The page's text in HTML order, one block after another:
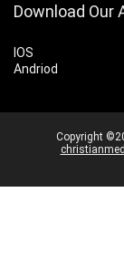
Download Our
IOS
Andriod
Copyright